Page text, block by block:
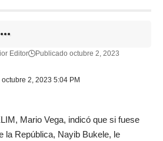
2, 2023 5:04 PM
Editor
Publicado octubre 2, 2023
Mario Vega, indicó que si fuese
la República, Nayib Bukele, le